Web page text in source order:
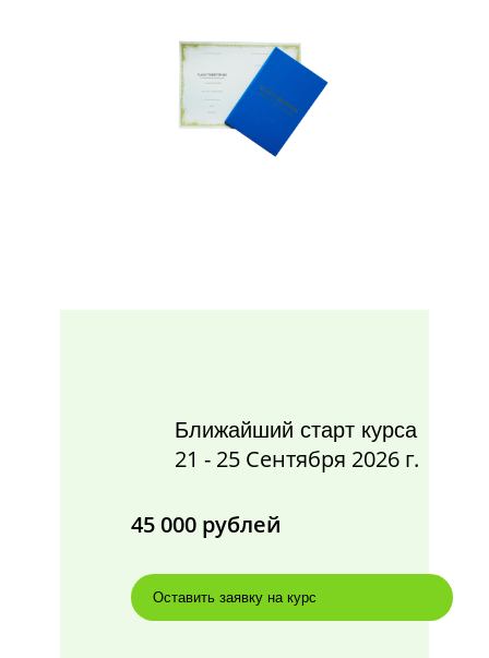
Ближайший старт курса
21 - 25 Сентября 2026 г.
45 000 рублей
Оставить заявку на курс